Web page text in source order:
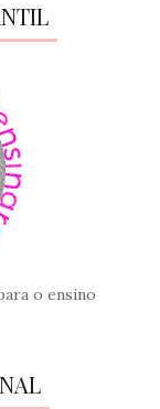
o ensino